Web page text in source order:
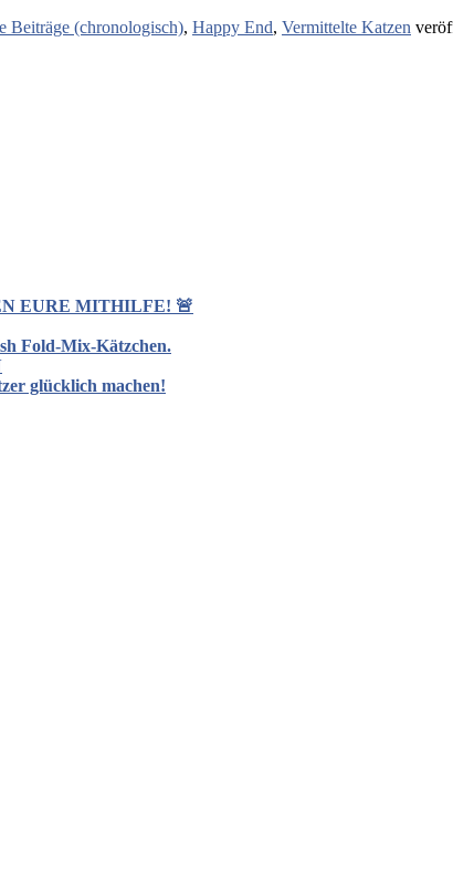
Beiträge (chronologisch), Happy End, Vermittelte Katzen
EURE MITHILFE! 🚨
Fold-Mix-Kätzchen.
glücklich machen!